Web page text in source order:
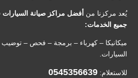
يُعد مركزنا من أفضل مراكز صيانة
جميع الخدمات:
ميكانيكا – كهرباء – برمجة – فحص – توضيب
السيارات.
للاستعلام: 0545356639